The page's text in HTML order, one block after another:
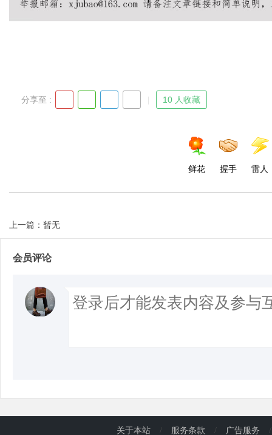
分享至 : 10 人收藏
鲜花 握手 雷人
上一篇：暂无
会员评论
关于本站 / 服务条款 / 广告服务 /